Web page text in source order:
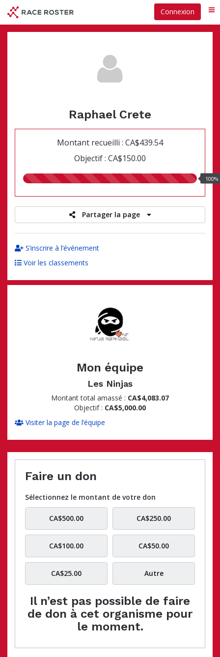
Passer
contenu
principal
Connexion
Raphael Crete
Montant recueilli : CA$439.54
Objectif : CA$150.00
100.00%
100%
Partager la page
S’inscrire à l’événement
Voir les classements
Mon équipe
Les Ninjas
Montant total amassé : CA$4,083.07
Objectif : CA$5,000.00
Visiter la page de l’équipe
Faire un don
Sélectionnez le montant de votre don
CA$500.00 CA$250.00
CA$100.00 CA$50.00
CA$25.00 Autre
Il n’est pas possible de faire
de don à cet organisme pour
le moment.